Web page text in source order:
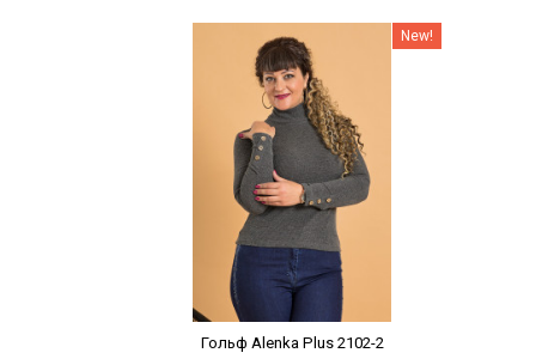
New!
Гольф Alenka Plus 2102-2